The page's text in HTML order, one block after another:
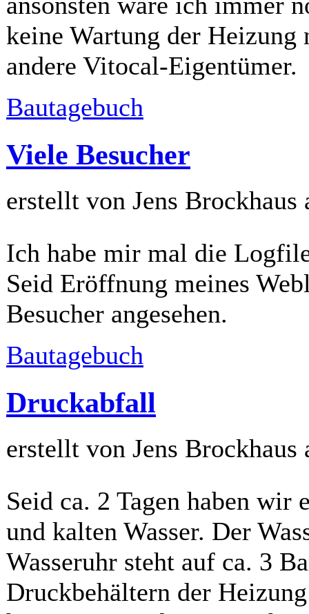
keine Wartung der
andere Vitocal-Eigentümer.
Bautagebuch
Viele Besucher
erstellt von Jens Brockhaus
Ich habe mir mal die
Seid Eröffnung meines
Besucher angesehen.
Bautagebuch
Druckabfall
erstellt von Jens Brockhaus
Seid ca. 2 Tagen haben
und kalten Wasser. Der
Wasseruhr steht auf ca. 3
Druckbehältern der